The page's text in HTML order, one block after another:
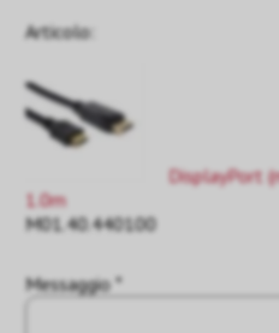
Articolo:
DisplayPort
1.0m
M01.40.440100
Messaggio *